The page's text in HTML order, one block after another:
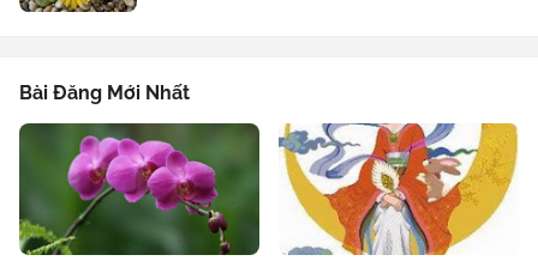
Bài Đăng Mới Nhất